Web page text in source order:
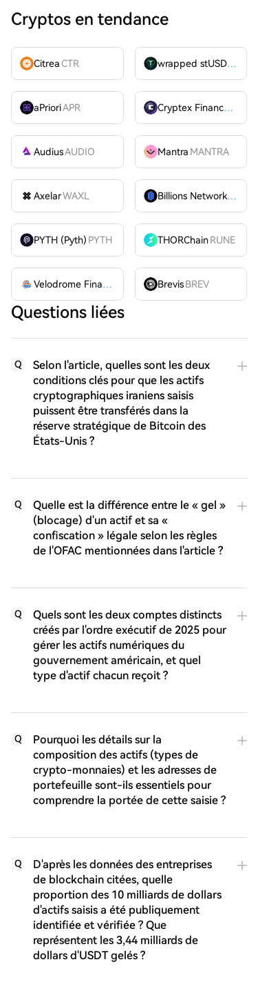
Cryptos en tendance
CitreaCTR wrapped stUSDT
aPrioriAPR Cryptex FinanceCTX
AudiusAUDIO Mantra MANTRA
AxelarWAXL Billions Network
BILL
PYTH (Pyth) PYTH THORChain RUNE
Velodrome Finance VELODROME
Brevis BREV
Questions liées
Q
Selon l'article, quelles sont les deux
conditions clés pour que les actifs
cryptographiques iraniens saisis
puissent être transférés dans la
réserve stratégique de Bitcoin des
États-Unis ?
Q
Quelle est la différence entre le « gel »
(blocage) d'un actif et sa «
confiscation » légale selon les règles
de l'OFAC mentionnées dans l'article ?
Q
Quels sont les deux comptes distincts
créés par l'ordre exécutif de 2025 pour
gérer les actifs numériques du
gouvernement américain, et quel
type d'actif chacun reçoit ?
Q
Pourquoi les détails sur la
composition des actifs (types de
crypto-monnaies) et les adresses de
portefeuille sont-ils essentiels pour
comprendre la portée de cette saisie ?
Q
D'après les données des entreprises
de blockchain citées, quelle
proportion des 10 milliards de dollars
d'actifs saisis a été publiquement
identifiée et vérifiée ? Que
représentent les 3,44 milliards de
dollars d'USDT gelés ?